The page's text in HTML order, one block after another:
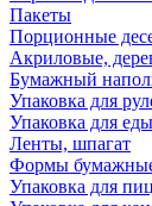
Пакеты
Порционные
Акриловые,
Бумажный
Упаковка для
Упаковка для
Ленты, шпагат
Формы
Упаковка для